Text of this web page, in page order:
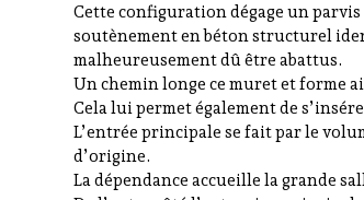
Cette configuration dégage un
soutènement en béton structurel
malheureusement dû être abattus.
Un chemin longe ce muret et forme
Cela lui permet également de
L’entrée principale se fait par le
d’origine.
La dépendance accueille la grande